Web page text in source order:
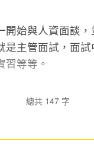
開始與人資面談
是主管面試，面
習等等。
總共 147 字